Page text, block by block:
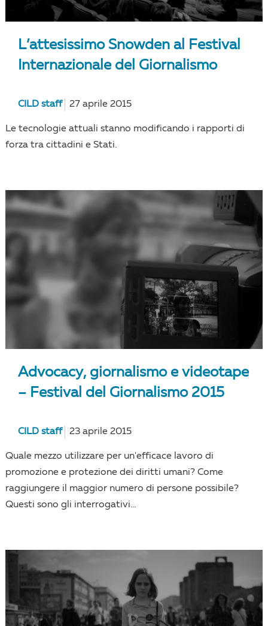
L’attesissimo Snowden al Festival
Internazionale del Giornalismo
CILD staff 27 aprile 2015
Le tecnologie attuali stanno modificando i rapporti di
forza tra cittadini e Stati.
Advocacy, giornalismo e videotape
– Festival del Giornalismo 2015
CILD staff 23 aprile 2015
Quale mezzo utilizzare per un'efficace lavoro di
promozione e protezione dei diritti umani? Come
raggiungere il maggior numero di persone possibile?
Questi sono gli interrogativi...